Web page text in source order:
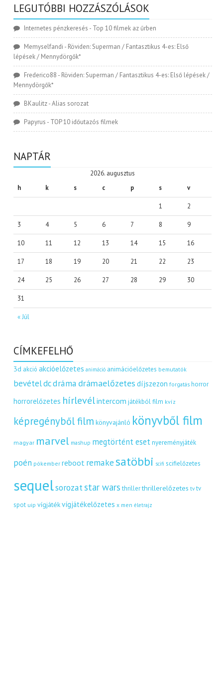
LEGUTÓBBI HOZZÁSZÓLÁSOK
Internetes pénzkeresés - Top 10 filmek az űrben
Memyselfandi - Röviden: Superman / Fantasztikus 4-es: Első
lépések / Mennydörgők*
Frederico88 - Röviden: Superman / Fantasztikus 4-es: Első lépések /
Mennydörgők*
BKaulitz-Alias sorozat
Papyrus - TOP 10 időutazós filmek
NAPTÁR
2026. augusztus
h
k s c p s v
« Júl
1 2
3 4 5 6 7 8 9
10 11 12 13 14 15 16
17 18 19 20 21 22 23
24 25 26 27 28 29 30
31
CÍMKEFELHŐ
3d akció akcióelőzetes animáció animációelőzetes bemutatók
bevételdcdráma drámaelőzetes díjszezon forgatás horror
horrorelőzetes hírlevélintercom játékból film kvíz
képregényből film könyvajánló könyvből film
magyar marvel mashup megtörtént eset nyereményjáték
poén pókember reboot remakesatöbbi scifi scifielőzetes
sequelsorozatstar wars thriller thrillerelőzetes tv tv
spot uip vígjátékvígjátékelőzetes x men életrajz